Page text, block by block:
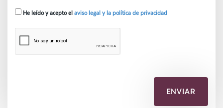
He leído y acepto el aviso legal y la política de privacidad